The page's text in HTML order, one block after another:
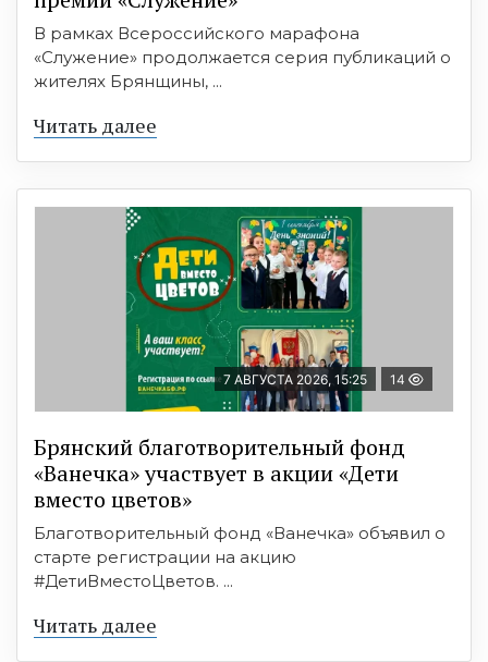
В рамках Всероссийского марафона
«Служение» продолжается серия публикаций о
жителях Брянщины, ...
Читать далее
7 АВГУСТА 2026, 15:25 14
Брянский благотворительный фонд
«Ванечка» участвует в акции «Дети
вместо цветов»
Благотворительный фонд «Ванечка» объявил о
старте регистрации на акцию
#ДетиВместоЦветов. ...
Читать далее